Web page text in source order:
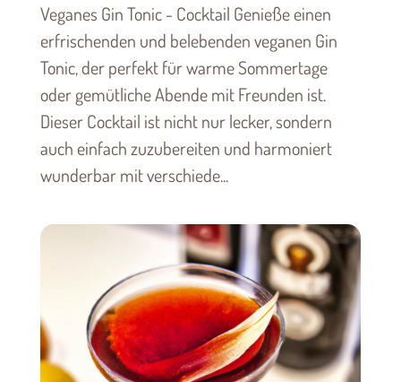
Veganes Gin Tonic - Cocktail Genieße einen
erfrischenden und belebenden veganen Gin
Tonic, der perfekt für warme Sommertage
oder gemütliche Abende mit Freunden ist.
Dieser Cocktail ist nicht nur lecker, sondern
auch einfach zuzubereiten und harmoniert
wunderbar mit verschiede...